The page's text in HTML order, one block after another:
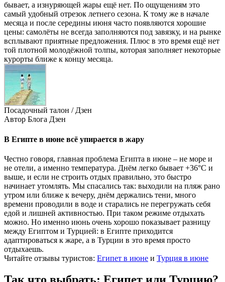
бывает, а изнуряющей жары ещё нет. По ощущениям это
самый удобный отрезок летнего сезона. К тому же в начале
месяца и после середины июня часто появляются хорошие
цены: самолёты не всегда заполняются под завязку, и на рынке
всплывают приятные предложения. Плюс в это время ещё нет
той плотной молодёжной толпы, которая заполняет некоторые
курорты ближе к концу месяца.
Посадочный талон / Дзен
Автор Блога Дзен
В Египте в июне всё упирается в жару
Честно говоря, главная проблема Египта в июне – не море и
не отели, а именно температура. Днём легко бывает +36°C и
выше, и если не строить отдых правильно, это быстро
начинает утомлять. Мы спасались так: выходили на пляж рано
утром или ближе к вечеру, днём держались тени, много
времени проводили в воде и старались не перегружать себя
едой и лишней активностью. При таком режиме отдыхать
можно. Но именно июнь очень хорошо показывает разницу
между Египтом и Турцией: в Египте приходится
адаптироваться к жаре, а в Турции в это время просто
отдыхаешь.
Читайте отзывы туристов: Египет в июне и Турция в июне